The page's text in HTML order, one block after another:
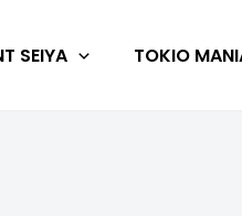
SEIYA TOKIO